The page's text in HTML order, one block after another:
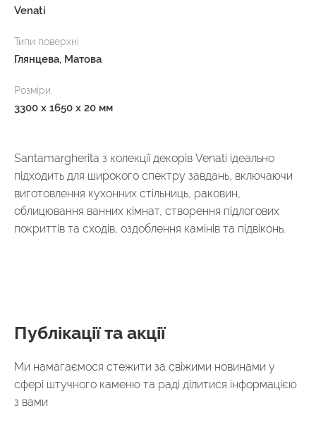
Venati
Типи поверхні
Глянцева, Матова
Розміри
3300 x 1650 x 20 мм
Santamargherita з колекції декорів Venati ідеально
підходить для широкого спектру завдань, включаючи
виготовлення кухонних стільниць, раковин,
облицювання ванних кімнат, створення підлогових
покриттів та сходів, оздоблення камінів та підвіконь.
Публікації та акції
Ми намагаємося стежити за свіжими новинами у
сфері штучного каменю та раді ділитися інформацією
з вами